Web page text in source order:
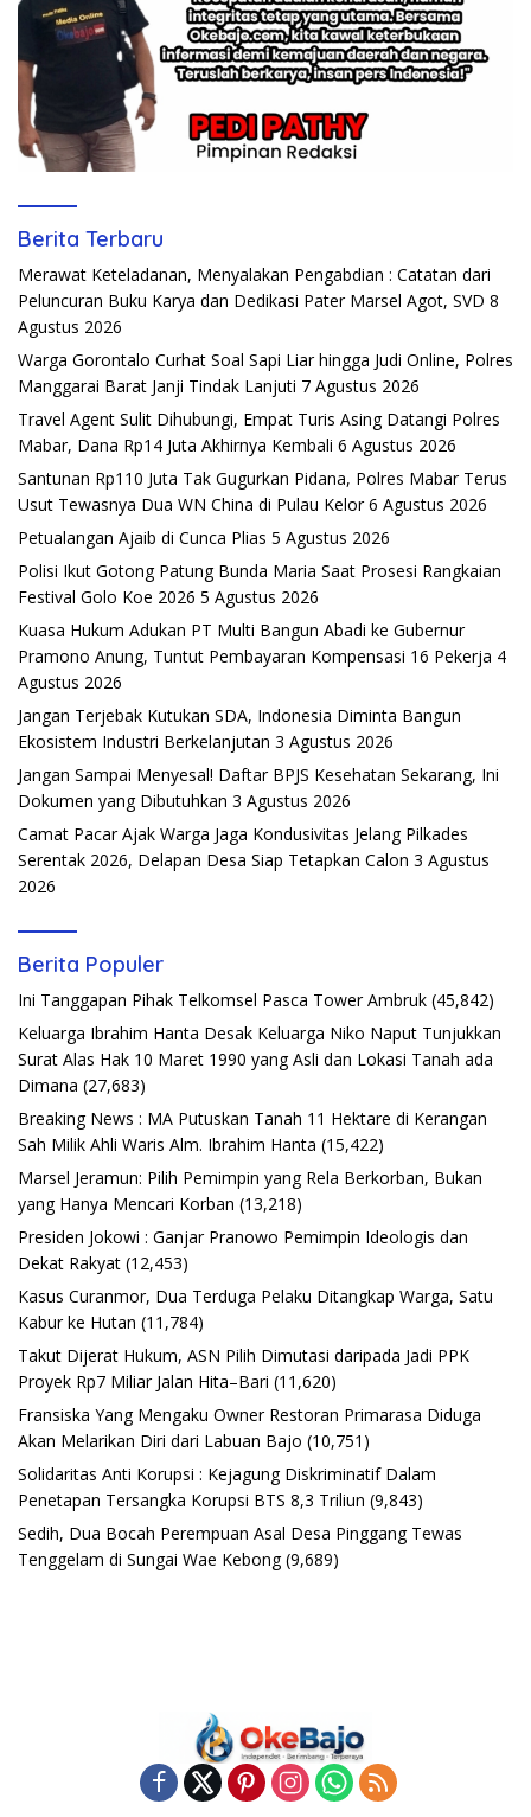
Berita Terbaru
Merawat Keteladanan, Menyalakan Pengabdian : Catatan dari
Peluncuran Buku Karya dan Dedikasi Pater Marsel Agot, SVD 8
Agustus 2026
Warga Gorontalo Curhat Soal Sapi Liar hingga Judi Online, Polres
Manggarai Barat Janji Tindak Lanjuti 7 Agustus 2026
Travel Agent Sulit Dihubungi, Empat Turis Asing Datangi Polres
Mabar, Dana Rp14 Juta Akhirnya Kembali 6 Agustus 2026
Santunan Rp110 Juta Tak Gugurkan Pidana, Polres Mabar Terus
Usut Tewasnya Dua WN China di Pulau Kelor 6 Agustus 2026
Petualangan Ajaib di Cunca Plias 5 Agustus 2026
Polisi Ikut Gotong Patung Bunda Maria Saat Prosesi Rangkaian
Festival Golo Koe 2026 5 Agustus 2026
Kuasa Hukum Adukan PT Multi Bangun Abadi ke Gubernur
Pramono Anung, Tuntut Pembayaran Kompensasi 16 Pekerja 4
Agustus 2026
Jangan Terjebak Kutukan SDA, Indonesia Diminta Bangun
Ekosistem Industri Berkelanjutan 3 Agustus 2026
Jangan Sampai Menyesal! Daftar BPJS Kesehatan Sekarang, Ini
Dokumen yang Dibutuhkan 3 Agustus 2026
Camat Pacar Ajak Warga Jaga Kondusivitas Jelang Pilkades
Serentak 2026, Delapan Desa Siap Tetapkan Calon 3 Agustus
2026
Berita Populer
Ini Tanggapan Pihak Telkomsel Pasca Tower Ambruk (45,842)
Keluarga Ibrahim Hanta Desak Keluarga Niko Naput Tunjukkan
Surat Alas Hak 10 Maret 1990 yang Asli dan Lokasi Tanah ada
Dimana (27,683)
Breaking News : MA Putuskan Tanah 11 Hektare di Kerangan
Sah Milik Ahli Waris Alm. Ibrahim Hanta (15,422)
Marsel Jeramun: Pilih Pemimpin yang Rela Berkorban, Bukan
yang Hanya Mencari Korban (13,218)
Presiden Jokowi : Ganjar Pranowo Pemimpin Ideologis dan
Dekat Rakyat (12,453)
Kasus Curanmor, Dua Terduga Pelaku Ditangkap Warga, Satu
Kabur ke Hutan (11,784)
Takut Dijerat Hukum, ASN Pilih Dimutasi daripada Jadi PPK
Proyek Rp7 Miliar Jalan Hita–Bari (11,620)
Fransiska Yang Mengaku Owner Restoran Primarasa Diduga
Akan Melarikan Diri dari Labuan Bajo (10,751)
Solidaritas Anti Korupsi : Kejagung Diskriminatif Dalam
Penetapan Tersangka Korupsi BTS 8,3 Triliun (9,843)
Sedih, Dua Bocah Perempuan Asal Desa Pinggang Tewas
Tenggelam di Sungai Wae Kebong (9,689)